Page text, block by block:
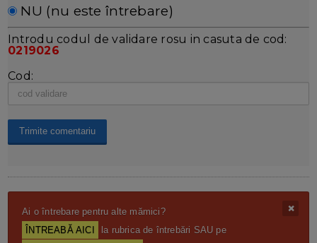
NU (nu este întrebare)
Introdu codul de validare rosu in casuta de cod:
0219026
Cod:
Ai o întrebare pentru alte mămici?
ÎNTREABĂ AICI
la rubrica de întrebări SAU pe